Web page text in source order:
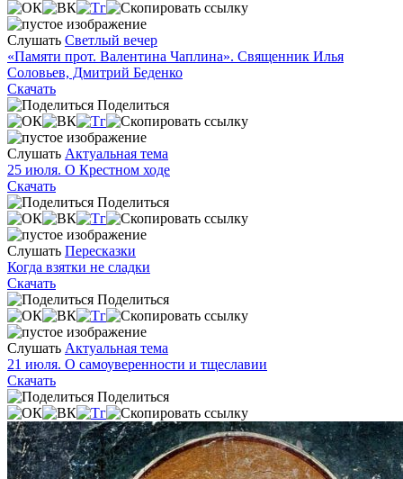
Слушать Светлый вечер
«Памяти прот. Валентина Чаплина». Священник Илья
Соловьев, Дмитрий Беденко
Скачать
Поделиться
Слушать Актуальная тема
25 июля. О Крестном ходе
Скачать
Поделиться
Слушать Пересказки
Когда взятки не сладки
Скачать
Поделиться
Слушать Актуальная тема
21 июля. О самоуверенности и тщеславии
Скачать
Поделиться